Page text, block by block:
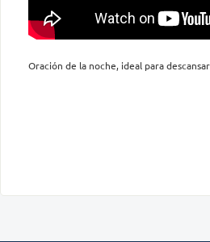
Oración de la noche, ideal para